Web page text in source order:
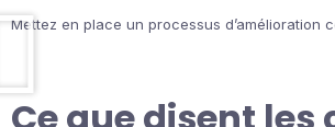
Mettez en place un processus d’amélioration